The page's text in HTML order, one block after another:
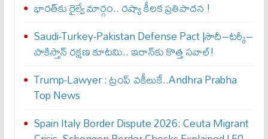
భారత్‌కు రైల్వే మార్గం.. రష్యా కీలక ప్రతిపాదన !
Saudi-Turkey-Pakistan Defense Pact |సౌదీ–టర్కీ–
పాకిస్తాన్ రక్షణ కూటమి.. ఇరాన్‌కు కొత్త సవాల్!
Trump-Lawyer : ట్రంప్ వ‌కీలుకే..Andhra Prabha
Top News
Spain Italy Border Dispute 2026: Ceuta Migrant